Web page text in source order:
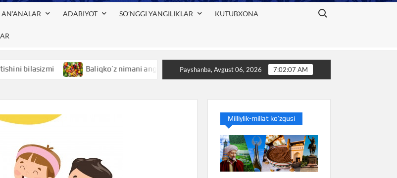
AN’ANALAR ADABIYOT SO’NGGI YANGILIKLAR KUTUBXONA
Search for:
Baliqko’z nimani anglatishini bilasizmi Baliq nimani anglatishini bilasizmi
Payshanba, Avgust 06, 2026 7:02:08 AM
Milliylik-millat ko’zgusi